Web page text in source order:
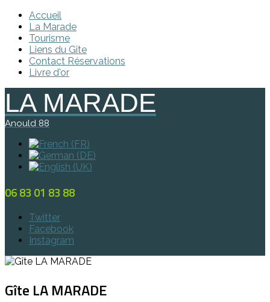
Accueil
La Marade
Tourisme
Liens du Gîte
Contact Réservations
Livre d'or
LA MARADE
Anould 88
06 83 01 83 88
Twitter
Facebook
Instagram
Gîte LA MARADE